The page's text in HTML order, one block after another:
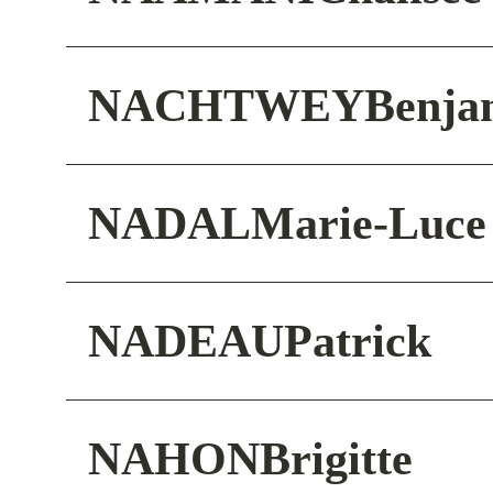
NACHTWEY
NADALMarie-Luce
NADEAUPatrick
NAHONBrigitte